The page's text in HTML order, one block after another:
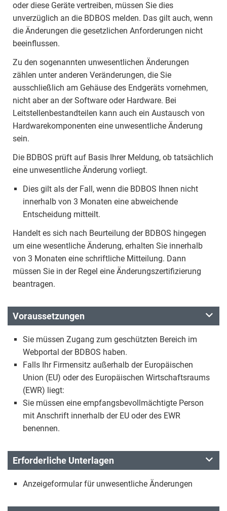
oder diese Geräte vertreiben, müssen Sie dies
unverzüglich an die BDBOS melden. Das gilt auch, wenn
die Änderungen die gesetzlichen Anforderungen nicht
beeinflussen.
Zu den sogenannten unwesentlichen Änderungen
zählen unter anderen Veränderungen, die Sie
ausschließlich am Gehäuse des Endgeräts vornehmen,
nicht aber an der Software oder Hardware. Bei
Leitstellenbestandteilen kann auch ein Austausch von
Hardwarekomponenten eine unwesentliche Änderung
sein.
Die BDBOS prüft auf Basis Ihrer Meldung, ob tatsächlich
eine unwesentliche Änderung vorliegt.
Dies gilt als der Fall, wenn die BDBOS Ihnen nicht
innerhalb von 3 Monaten eine abweichende
Entscheidung mitteilt.
Handelt es sich nach Beurteilung der BDBOS hingegen
um eine wesentliche Änderung, erhalten Sie innerhalb
von 3 Monaten eine schriftliche Mitteilung. Dann
müssen Sie in der Regel eine Änderungszertifizierung
beantragen.
Voraussetzungen
Sie müssen Zugang zum geschützten Bereich im
Webportal der BDBOS haben.
Falls Ihr Firmensitz außerhalb der Europäischen
Union (EU) oder des Europäischen Wirtschaftsraums
(EWR) liegt:
Sie müssen eine empfangsbevollmächtigte Person
mit Anschrift innerhalb der EU oder des EWR
benennen.
Erforderliche Unterlagen
Anzeigeformular für unwesentliche Änderungen